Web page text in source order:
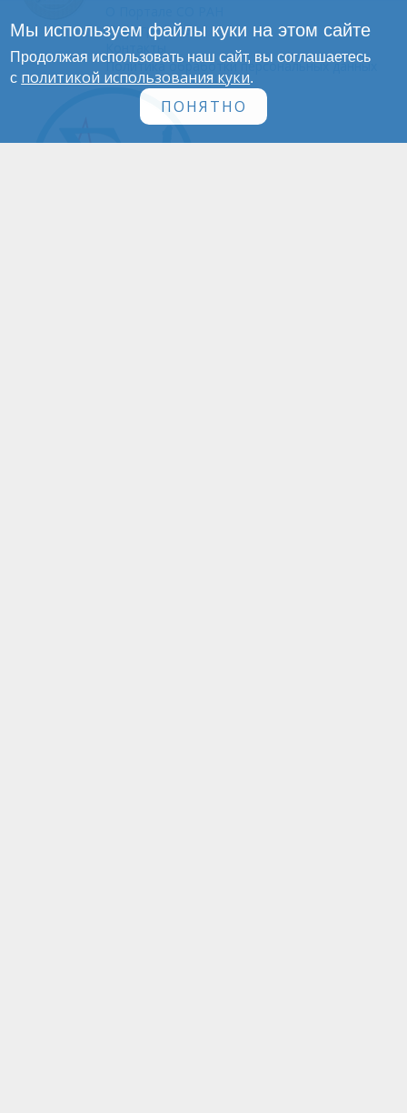
Инфографика
Политика обработки персональных данных
Мы используем файлы куки на этом сайте
Продолжая использовать наш сайт, вы соглашаетесь
с политикой использования куки.
ПОНЯТНО